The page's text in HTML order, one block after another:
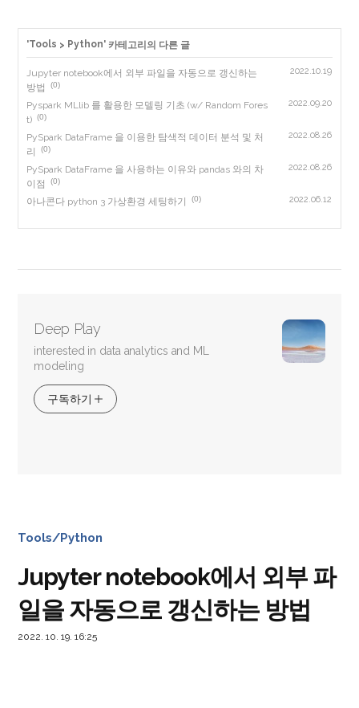
'Tools > Python' 카테고리의 다른 글
Jupyter notebook에서 외부 파일을 자동으로 갱신하는
방법
(0)
2022.10.19
Pyspark MLlib 를 활용한 모델링 기초 (w/ Random Fores
t) (0)
2022.09.20
PySpark DataFrame 을 이용한 탐색적 데이터 분석 및 처
리
(0)
2022.08.26
PySpark DataFrame 을 사용하는 이유와 pandas 와의 차
이점
(0)
2022.08.26
아나콘다 python 3 가상환경 세팅하기 (0) 2022.06.12
Deep Play
interested in data analytics and ML
modeling
구독하기
Tools/Python
Jupyter notebook에서 외부 파
일을 자동으로 갱신하는 방법
2022. 10. 19. 16:25